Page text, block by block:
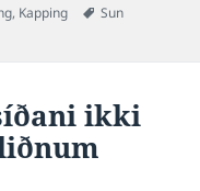
, Kapping Tags
Sun
Yang hevur kostað WADA
ikki